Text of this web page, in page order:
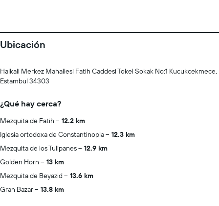
Ubicación
Halkali Merkez Mahallesi Fatih Caddesi Tokel Sokak No:1 Kucukcekmece,
Estambul 34303
¿Qué hay cerca?
Mezquita de Fatih
12.2 km
Iglesia ortodoxa de Constantinopla
12.3 km
Mezquita de los Tulipanes
12.9 km
Golden Horn
13 km
Mezquita de Beyazid
13.6 km
Gran Bazar
13.8 km